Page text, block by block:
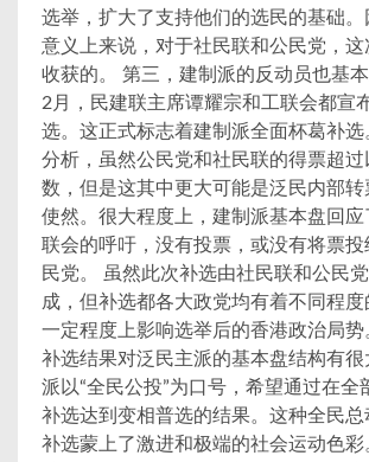
选举，扩大了支持他们的选民的基础。
意义上来说，对于社民联和公民党，
收获的。 第三，建制派的反动员也基
2月，民建联主席谭耀宗和工联会都宣
选。这正式标志着建制派全面杯葛补
分析，虽然公民党和社民联的得票超
数，但是这其中更大可能是泛民内部
使然。很大程度上，建制派基本盘回应
联会的呼吁，没有投票，或没有将票投
民党。 虽然此次补选由社民联和公民
成，但补选都各大政党均有着不同程度
一定程度上影响选举后的香港政治局势
补选结果对泛民主派的基本盘结构有很
派以“全民公投”为口号，希望通过在全
补选达到变相普选的结果。这种全民总
补选蒙上了激进和极端的社会运动色